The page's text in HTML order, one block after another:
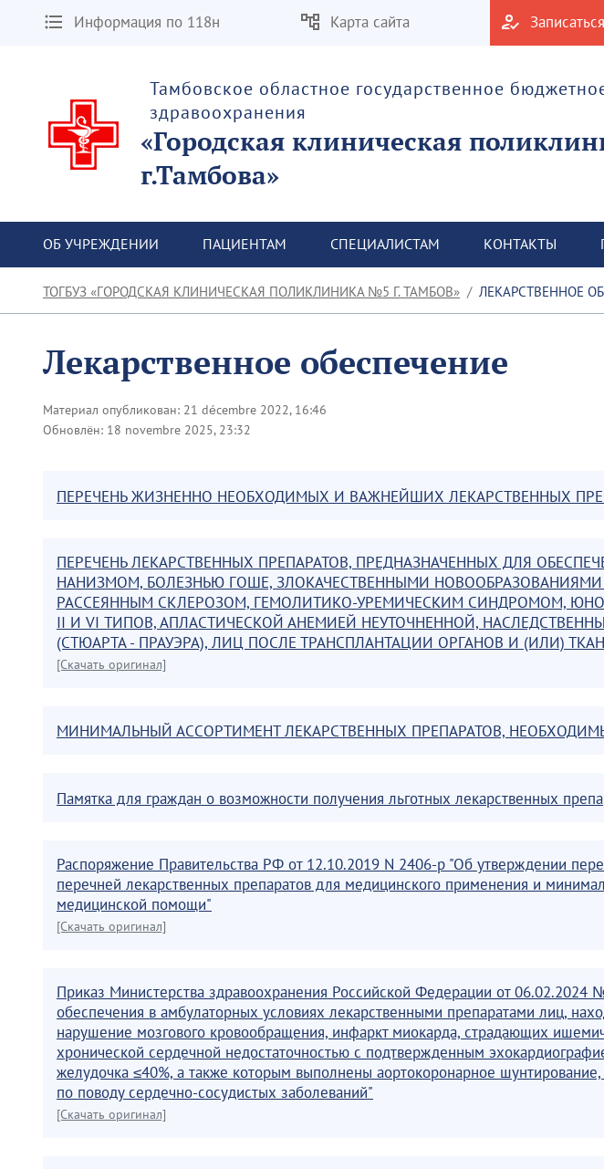
Информация по 118н Карта сайта
Тамбовское областное государственное
здравоохранения
«Городская клиническая
г.Тамбова»
ОБ УЧРЕЖДЕНИИ ПАЦИЕНТАМ СПЕЦИАЛИСТАМ КОНТАКТЫ
ТОГБУЗ «ГОРОДСКАЯ КЛИНИЧЕСКАЯ ПОЛИКЛИНИКА №5 Г. ТАМБОВ» ЛЕКАРСТВЕННОЕ
Лекарственное обеспечение
Материал опубликован: 21 décembre 2022, 16:46
Обновлён: 18 novembre 2025, 23:32
ПЕРЕЧЕНЬ ЖИЗНЕННО НЕОБХОДИМЫХ И ВАЖНЕЙШИХ ЛЕКАРСТВЕННЫХ
ПЕРЕЧЕНЬ ЛЕКАРСТВЕННЫХ ПРЕПАРАТОВ, ПРЕДНАЗНАЧЕННЫХ ДЛЯ
НАНИЗМОМ, БОЛЕЗНЬЮ ГОШЕ, ЗЛОКАЧЕСТВЕННЫМИ
РАССЕЯННЫМ СКЛЕРОЗОМ, ГЕМОЛИТИКО-УРЕМИЧЕСКИМ СИНДРОМОМ,
II И VI ТИПОВ, АПЛАСТИЧЕСКОЙ АНЕМИЕЙ НЕУТОЧНЕННОЙ,
(СТЮАРТА - ПРАУЭРА), ЛИЦ ПОСЛЕ ТРАНСПЛАНТАЦИИ ОРГАНОВ И (ИЛИ)
[Скачать оригинал]
МИНИМАЛЬНЫЙ АССОРТИМЕНТ ЛЕКАРСТВЕННЫХ ПРЕПАРАТОВ,
Памятка для граждан о возможности получения льготных лекарственных
Распоряжение Правительства РФ от 12.10.2019 N 2406-р "Об утверждении
перечней лекарственных препаратов для медицинского применения и
медицинской помощи"
[Скачать оригинал]
Приказ Министерства здравоохранения Российской Федерации от
обеспечения в амбулаторных условиях лекарственными препаратами лиц,
нарушение мозгового кровообращения, инфаркт миокарда, страдающих
хронической сердечной недостаточностью с подтвержденным
желудочка ≤40%, а также которым выполнены аортокоронарное
по поводу сердечно-сосудистых заболеваний"
[Скачать оригинал]